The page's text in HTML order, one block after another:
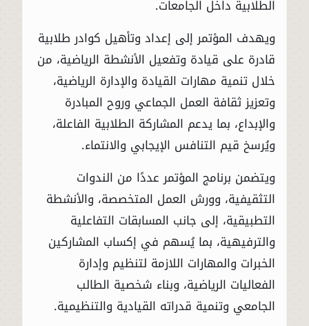
الطلابية داخل الجامعات.
ويهدف المؤتمر إلى إعداد وتأهيل كوادر طلابية
قادرة على قيادة وتفعيل الأنشطة الرياضية، من
خلال تنمية مهارات القيادة والإدارة الرياضية،
وتعزيز ثقافة العمل الجماعي وروح المبادرة
والإبداع، بما يدعم المشاركة الطلابية الفاعلة،
ويُرسخ قيم التنافس الإيجابي والانتماء.
ويتضمن برنامج المؤتمر عددًا من الندوات
التثقيفية، وورش العمل المتخصصة، والأنشطة
التطبيقية، إلى جانب المسابقات التفاعلية
والترفيهية، بما يُسهم في إكساب المشاركين
الخبرات والمهارات اللازمة لتنظيم وإدارة
الفعاليات الرياضية، وبناء شخصية الطالب
الجامعي وتنمية قدراته القيادية والتنظيمية.